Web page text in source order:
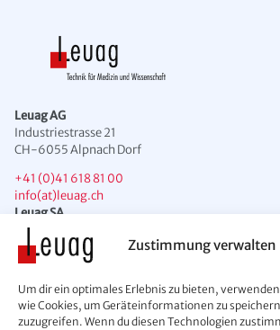
Zustimmung verwalten
Um dir ein optimales Erlebnis zu bieten,
wie Cookies, um Geräteinformationen zu
zuzugreifen. Wenn du diesen Technologien
Leuag AG
Industriestrasse 21
CH-6055 Alpnach Dorf
+41 (0)41 618 81 00
info(at)leuag.ch
Leuag SA
Chemin des Condémines 2
CH-1071 Chexbres
info(at)leuag.ch